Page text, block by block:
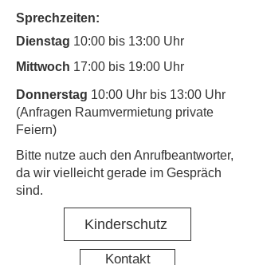
Sprechzeiten:
Dienstag 10:00 bis 13:00 Uhr
Mittwoch 17:00 bis 19:00 Uhr
Donnerstag 10:00 Uhr bis 13:00 Uhr
(Anfragen Raumvermietung private
Feiern)
​Bitte nutze auch den Anrufbeantworter,
da wir vielleicht gerade im Gespräch
sind.
Kinderschutz
Kontakt